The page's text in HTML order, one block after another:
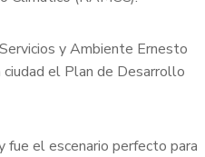
y Ambiente Ernesto
ciudad el Plan de Desarrollo
fue el escenario perfecto para